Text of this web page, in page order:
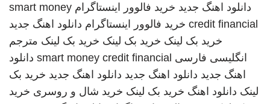
دانلود اهنگ جدید خرید فالوور اینستاگرام smart money
credit financial خرید فالوور اینستاگرام دانلود اهنگ جدید
خرید بک لینک خرید بک لینک خرید بک لینک مترجم
انگلیسی فارسی smart money credit financial دانلود
اهنگ جدید دانلود اهنگ جدید دانلود اهنگ جدید خرید بک
لینک دانلود اهنگ خرید بک لینک خرید شال و روسری خرید